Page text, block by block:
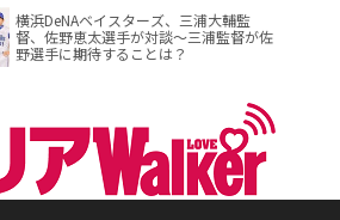
横浜DeNAベイスターズ、三浦大輔監
督、佐野恵太選手が対談～三浦監督が佐
野選手に期待することは？